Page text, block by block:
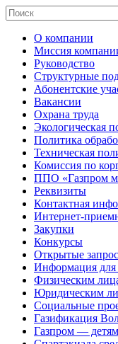
О компании
Миссия
Руководство
Структурные
Абонентские
Вакансии
Охрана труда
Экологическая
Политика
Техническая
Комиссия по
ППО «Газпром
Реквизиты
Контактная
Интернет-
Закупки
Конкурсы
Открытые
Информация для
Физическим
Юридическим
Социальные
Газификация
Газпром — детям